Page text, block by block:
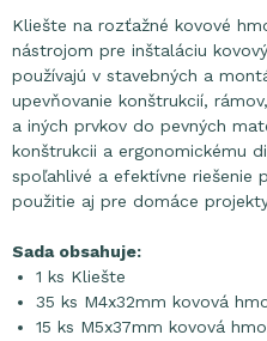
Kliešte na rozťažné kovové
nástrojom pre inštaláciu
používajú v stavebných a
upevňovanie konštrukcií,
a iných prvkov do pevných
konštrukcii a ergonomickému
spoľahlivé a efektívne riešenie
použitie aj pre domáce
Sada obsahuje:
1 ks Kliešte
35 ks M4x32mm kovová
15 ks M5x37mm kovová